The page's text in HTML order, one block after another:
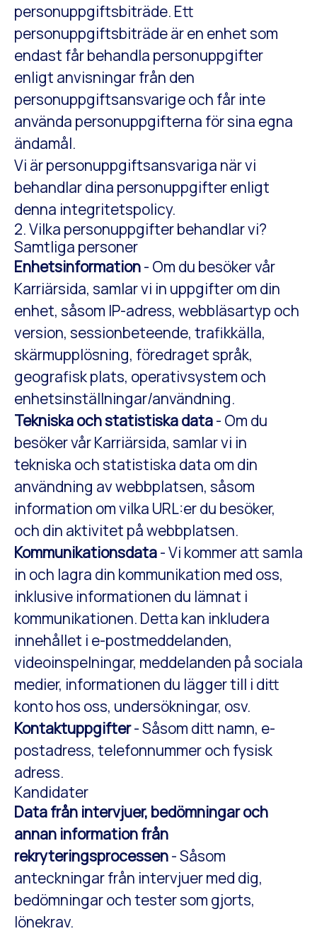
personuppgiftsbiträde. Ett
personuppgiftsbiträde är en enhet som
endast får behandla personuppgifter
enligt anvisningar från den
personuppgiftsansvarige och får inte
använda personuppgifterna för sina egna
ändamål.
Vi är personuppgiftsansvariga när vi
behandlar dina personuppgifter enligt
denna integritetspolicy.
2. Vilka personuppgifter behandlar vi?
Samtliga personer
Enhetsinformation- Om du besöker vår
Karriärsida, samlar vi in uppgifter om din
enhet, såsom IP-adress, webbläsartyp och
version, sessionbeteende, trafikkälla,
skärmupplösning, föredraget språk,
geografisk plats, operativsystem och
enhetsinställningar/användning.
Tekniska och statistiska data- Om du
besöker vår Karriärsida, samlar vi in
tekniska och statistiska data om din
användning av webbplatsen, såsom
information om vilka URL:er du besöker,
och din aktivitet på webbplatsen.
Kommunikationsdata- Vi kommer att samla
in och lagra din kommunikation med oss,
inklusive informationen du lämnat i
kommunikationen. Detta kan inkludera
innehållet i e-postmeddelanden,
videoinspelningar, meddelanden på sociala
medier, informationen du lägger till i ditt
konto hos oss, undersökningar, osv.
Kontaktuppgifter- Såsom ditt namn, e-
postadress, telefonnummer och fysisk
adress.
Kandidater
Data från intervjuer, bedömningar och
annan information från
rekryteringsprocessen- Såsom
anteckningar från intervjuer med dig,
bedömningar och tester som gjorts,
lönekrav.